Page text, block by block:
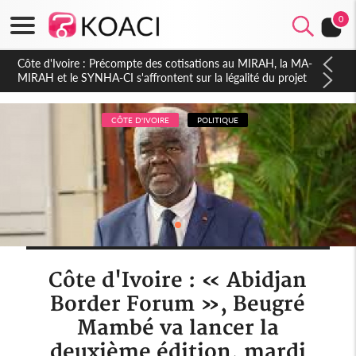
0
Côte d'Ivoire : Indépendance 2026, Thiam plaide pour un
environnement démocratique plus apaisé
CÔTE D'IVOIRE POLITIQUE
Côte d'Ivoire : « Abidjan
Border Forum », Beugré
Mambé va lancer la